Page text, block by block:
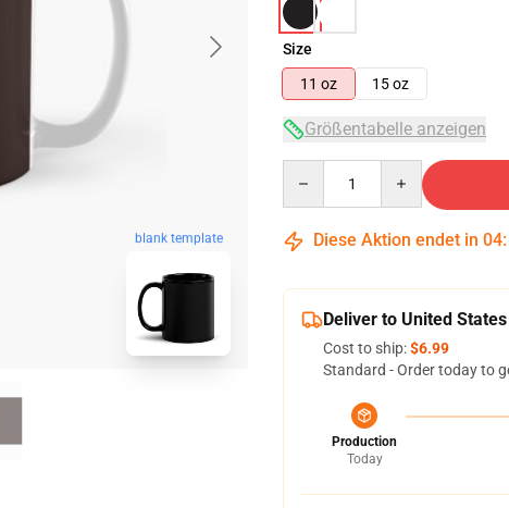
blank template
Size
11 oz
15 oz
Größentabelle anzeigen
Diese Aktion endet in 04:
Deliver to United States
Cost to ship:$6.99
Standard - Order today to
Production
Today